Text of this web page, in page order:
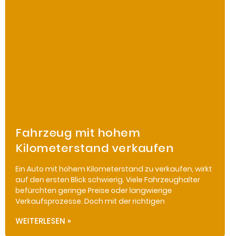
Fahrzeug mit hohem
Kilometerstand verkaufen
Ein Auto mit hohem Kilometerstand zu verkaufen, wirkt
auf den ersten Blick schwierig. Viele Fahrzeughalter
befürchten geringe Preise oder langwierige
Verkaufsprozesse. Doch mit der richtigen
WEITERLESEN »